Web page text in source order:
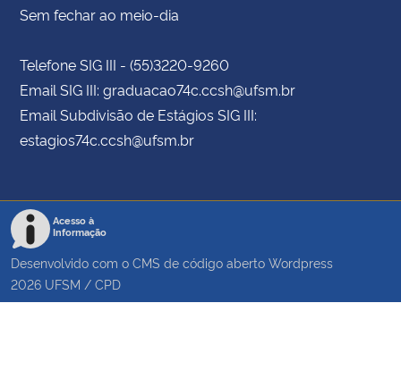
Sem fechar ao meio-dia
Telefone SIG III - (55)3220-9260
Email SIG III: graduacao74c.ccsh@ufsm.br
Email Subdivisão de Estágios SIG III:
estagios74c.ccsh@ufsm.br
Acesso à
Informação
Desenvolvido com o CMS de código aberto Wordpress
2026 UFSM / CPD